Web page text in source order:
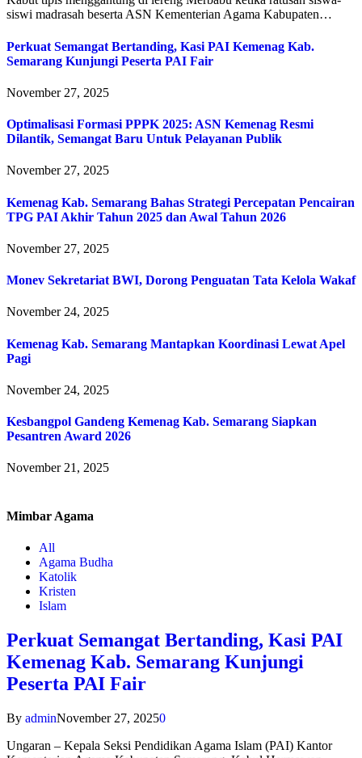
siswi madrasah beserta ASN Kementerian Agama Kabupaten…
Perkuat Semangat Bertanding, Kasi PAI Kemenag Kab.
Semarang Kunjungi Peserta PAI Fair
November 27, 2025
Optimalisasi Formasi PPPK 2025: ASN Kemenag Resmi
Dilantik, Semangat Baru Untuk Pelayanan Publik
November 27, 2025
Kemenag Kab. Semarang Bahas Strategi Percepatan Pencairan
TPG PAI Akhir Tahun 2025 dan Awal Tahun 2026
November 27, 2025
Monev Sekretariat BWI, Dorong Penguatan Tata Kelola Wakaf
November 24, 2025
Kemenag Kab. Semarang Mantapkan Koordinasi Lewat Apel
Pagi
November 24, 2025
Kesbangpol Gandeng Kemenag Kab. Semarang Siapkan
Pesantren Award 2026
November 21, 2025
Mimbar Agama
All
Agama Budha
Katolik
Kristen
Islam
Perkuat Semangat Bertanding, Kasi PAI
Kemenag Kab. Semarang Kunjungi
Peserta PAI Fair
By adminNovember 27, 20250
Ungaran – Kepala Seksi Pendidikan Agama Islam (PAI) Kantor